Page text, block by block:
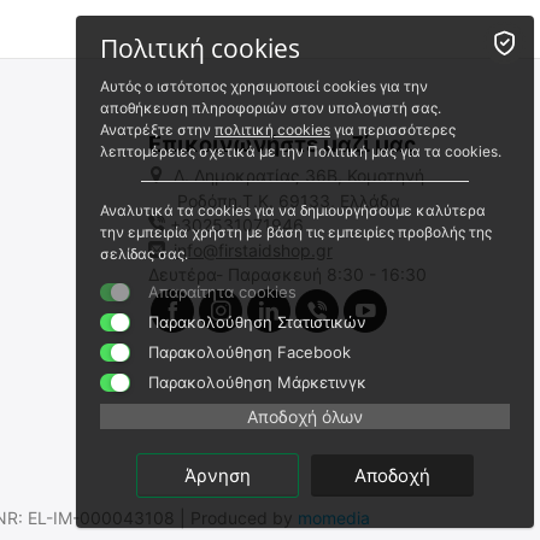
Κάλυμμα αντικειμενικού
φακού YUKON RANGER
Άμεσα διαθέσιμο
Αποστολή σε 1 εως 3
εργάσιμες
(χωρίς ΦΠΑ)
Άμεσα διαθέσιμο
Αποστολή σε 1 εως 3
εργάσιμες
€4.95
€3.99(χωρίς ΦΠΑ)
Επικοινωνήστε μαζί μας
Λ. Δημοκρατίας 36Β, Κομοτηνή
Ροδόπη,Τ.Κ. 69133, Ελλάδα
+302531071946
info@firstaidshop.gr
Δευτέρα- Παρασκευή 8:30 - 16:30
EL-IM-000043108 | Produced by momedia
Πολιτική cookies
Αυτός ο ιστότοπος χρησιμοποιεί cookies για την
αποθήκευση πληροφοριών στον υπολογιστή σας.
Ανατρέξτε στην πολιτική cookies για περισσότερες
λεπτομέρειες σχετικά με την Πολιτική μας για τα cookies.
Αναλυτικά τα cookies για να δημιουργήσουμε καλύτερα
την εμπειρία χρήστη με βάση τις εμπειρίες προβολής της
σελίδας σας.
Απαραίτητα cookies
Παρακολούθηση Στατιστικών
Παρακολούθηση Facebook
Παρακολούθηση Μάρκετινγκ
Αποδοχή όλων
Άρνηση Αποδοχή